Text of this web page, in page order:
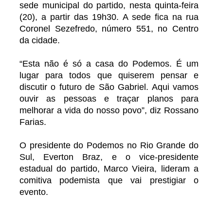
sede municipal do partido, nesta quinta-feira
(20), a partir das 19h30. A sede fica na rua
Coronel Sezefredo, número 551, no Centro
da cidade.
“Esta não é só a casa do Podemos. É um
lugar para todos que quiserem pensar e
discutir o futuro de São Gabriel. Aqui vamos
ouvir as pessoas e traçar planos para
melhorar a vida do nosso povo”, diz Rossano
Farias.
O presidente do Podemos no Rio Grande do
Sul, Everton Braz, e o vice-presidente
estadual do partido, Marco Vieira, lideram a
comitiva podemista que vai prestigiar o
evento.